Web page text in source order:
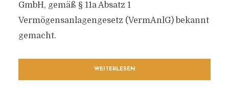
GmbH, gemäß § 11a Absatz 1
Vermögensanlagengesetz (VermAnlG) bekannt
gemacht.
WEITERLESEN